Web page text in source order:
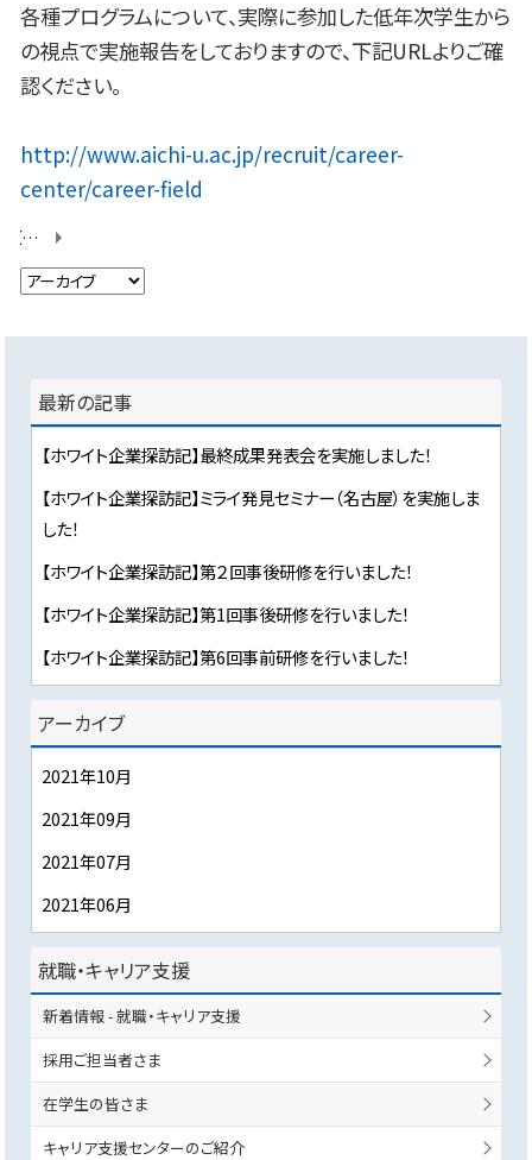
各種プログラムについて、実際に参加した低年次学生から
の視点で実施報告をしておりますので、下記URLよりご確
認ください。
http://www.aichi-u.ac.jp/recruit/career-
center/career-field
【ホワイト企業探訪記】第2回事前研修を行いました！
最新の記事
【ホワイト企業探訪記】最終成果発表会を実施しました！
【ホワイト企業探訪記】ミライ発見セミナー（名古屋）を実施しま
した！
【ホワイト企業探訪記】第２回事後研修を行いました！
【ホワイト企業探訪記】第1回事後研修を行いました！
【ホワイト企業探訪記】第6回事前研修を行いました！
アーカイブ
2021年10月
2021年09月
2021年07月
2021年06月
就職・キャリア支援
新着情報 - 就職・キャリア支援
採用ご担当者さま
在学生の皆さま
キャリア支援センターのご紹介